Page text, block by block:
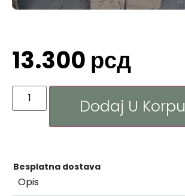
13.300 рсд
Dodaj U Korpu
Besplatna dostava
Opis